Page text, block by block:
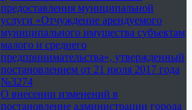
предоставления муниципальной
услуги «Отчуждение арендуемого
муниципального имущества субъектам
малого и среднего
предпринимательства», утвержденный
постановлением от 21 июля 2017 года
№3274
О внесении изменений в
постановление администрации города